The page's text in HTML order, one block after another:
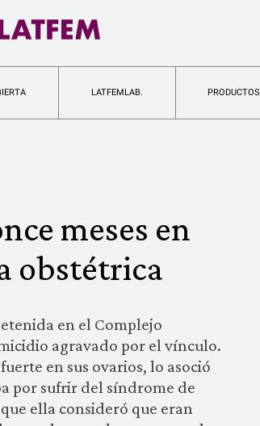
LATFEMLAB. PRODUCTOS
meses en
obstétrica
en el Complejo
agravado por el vínculo.
en sus ovarios, lo asoció
por sufrir del síndrome de
ella consideró que eran